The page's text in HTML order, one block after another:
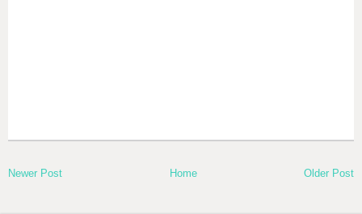
Newer Post Home Older Post